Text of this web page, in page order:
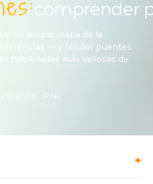
comprender
su propio mapa de la
— y tender puentes
habilidades más valiosas de
· iPNL